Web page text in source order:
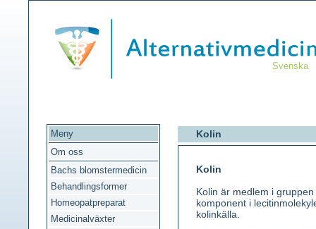
Svenska
Meny
Om oss
Bachs blomstermedicin
Behandlingsformer
Homeopatpreparat
Medicinalväxter
Kolin
Kolin
Kolin är medlem i
komponent i
kolinkälla.